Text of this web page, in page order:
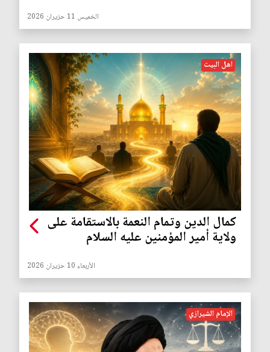
الخميس 11 حزيران 2026
اهل البيت
كمال الدين وتمام النعمة بالاستقامة على
ولاية أمير المؤمنين عليه السلام
الأربعاء 10 حزيران 2026
الإمام الشيرازي